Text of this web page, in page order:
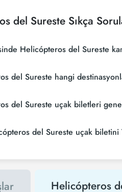
del Sureste Sıkça
Helicópteros del Sureste
del Sureste hangi
del Sureste uçak biletleri
del Sureste uçak biletini
Helicópteros